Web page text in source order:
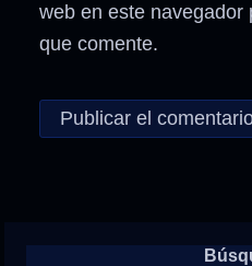
web en este navegador
que comente.